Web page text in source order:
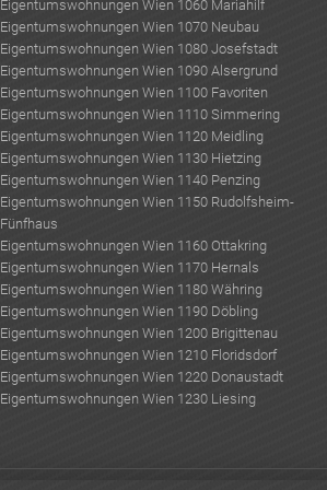
Eigentumswohnungen Wien 1060 Mariahilf
Eigentumswohnungen Wien 1070 Neubau
Eigentumswohnungen Wien 1080 Josefstadt
Eigentumswohnungen Wien 1090 Alsergrund
Eigentumswohnungen Wien 1100 Favoriten
Eigentumswohnungen Wien 1110 Simmering
Eigentumswohnungen Wien 1120 Meidling
Eigentumswohnungen Wien 1130 Hietzing
Eigentumswohnungen Wien 1140 Penzing
Eigentumswohnungen Wien 1150 Rudolfsheim-
Fünfhaus
Eigentumswohnungen Wien 1160 Ottakring
Eigentumswohnungen Wien 1170 Hernals
Eigentumswohnungen Wien 1180 Währing
Eigentumswohnungen Wien 1190 Döbling
Eigentumswohnungen Wien 1200 Brigittenau
Eigentumswohnungen Wien 1210 Floridsdorf
Eigentumswohnungen Wien 1220 Donaustadt
Eigentumswohnungen Wien 1230 Liesing